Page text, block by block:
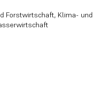
Forstwirtschaft, Klima- und